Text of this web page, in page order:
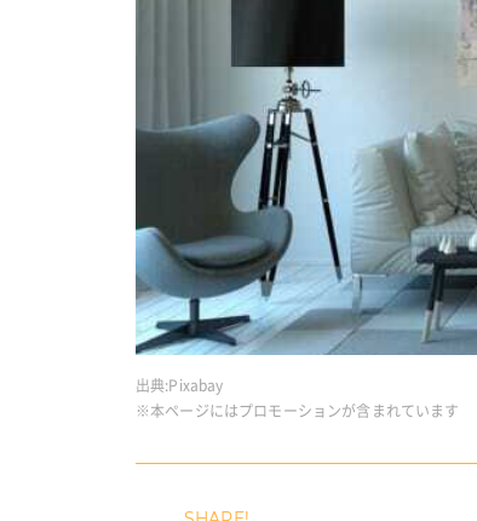
出典:Pixabay
※本ページにはプロモーションが含まれています